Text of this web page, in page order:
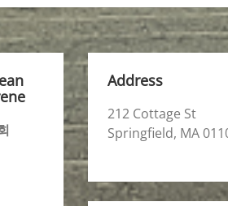
Address
212 Cottage St
Springfield, MA